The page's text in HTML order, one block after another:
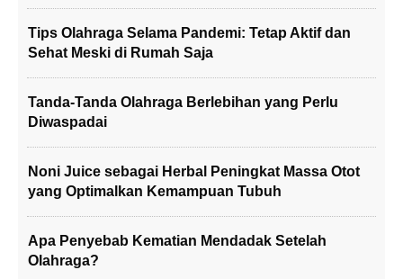
Tips Olahraga Selama Pandemi: Tetap Aktif dan
Sehat Meski di Rumah Saja
Tanda-Tanda Olahraga Berlebihan yang Perlu
Diwaspadai
Noni Juice sebagai Herbal Peningkat Massa Otot
yang Optimalkan Kemampuan Tubuh
Apa Penyebab Kematian Mendadak Setelah
Olahraga?